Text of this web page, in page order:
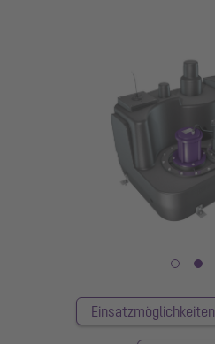
Einsatzmöglichkeiten